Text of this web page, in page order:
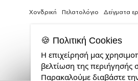
Χονδρική Πελατολόγιο Δείγματα
Web
Design,
Social
🍪 Πολιτική Cookies
Η επιχείρησή μας
βελτίωση της περιήγησής
Παρακαλούμε διαβάστε